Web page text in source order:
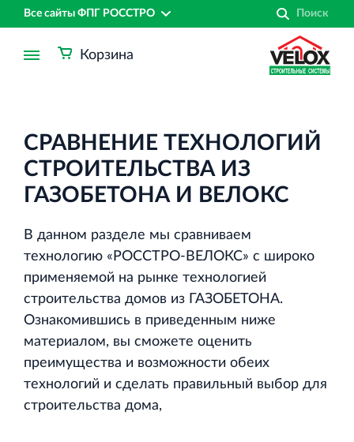
Все сайты ФПГ РОССТРО
Финансово‐промышленная группа РОССТРО
Аренда недвижимости в Санкт‐Петербурге
и Ленинградской области
Корзина
СРАВНЕНИЕ ТЕХНОЛОГИЙ
СТРОИТЕЛЬСТВА ИЗ
ГАЗОБЕТОНА И ВЕЛОКС
В данном разделе мы сравниваем
технологию «РОССТРО-ВЕЛОКС» с широко
применяемой на рынке технологией
строительства домов из ГАЗОБЕТОНА.
Ознакомившись в приведенным ниже
материалом, вы сможете оценить
преимущества и возможности обеих
технологий и сделать правильный выбор для
строительства дома,